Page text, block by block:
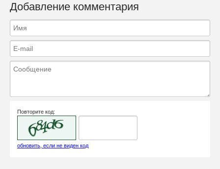
Добавление комментария
Повторите код:
обновить, если не виден код